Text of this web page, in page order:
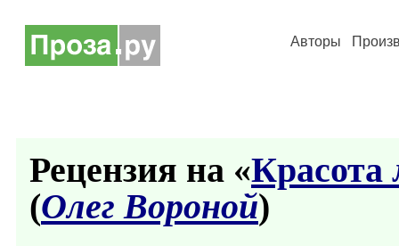
Авторы
Рецензия на «Красота
(Олег Вороной)